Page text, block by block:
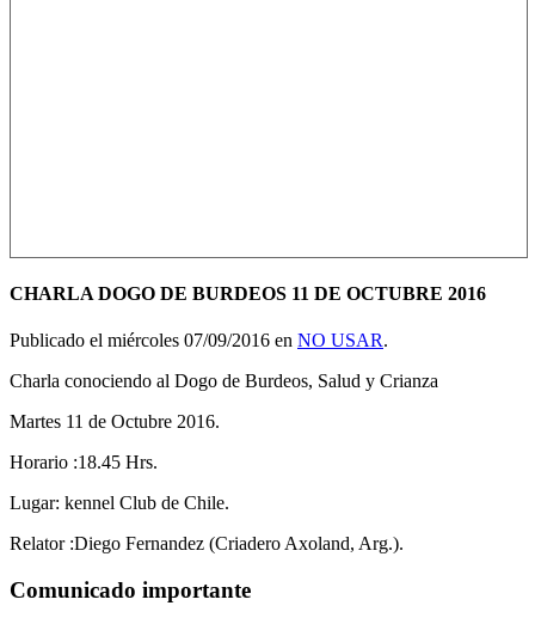
CHARLA DOGO DE BURDEOS 11 DE OCTUBRE 2016
Publicado el miércoles 07/09/2016 en NO USAR.
Charla conociendo al Dogo de Burdeos, Salud y Crianza
Martes 11 de Octubre 2016.
Horario :18.45 Hrs.
Lugar: kennel Club de Chile.
Relator :Diego Fernandez (Criadero Axoland, Arg.).
Comunicado importante